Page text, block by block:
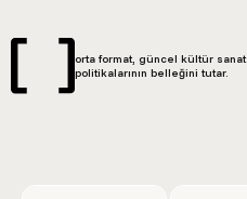
orta format, güncel kültür sanat
politikalarının belleğini tutar.